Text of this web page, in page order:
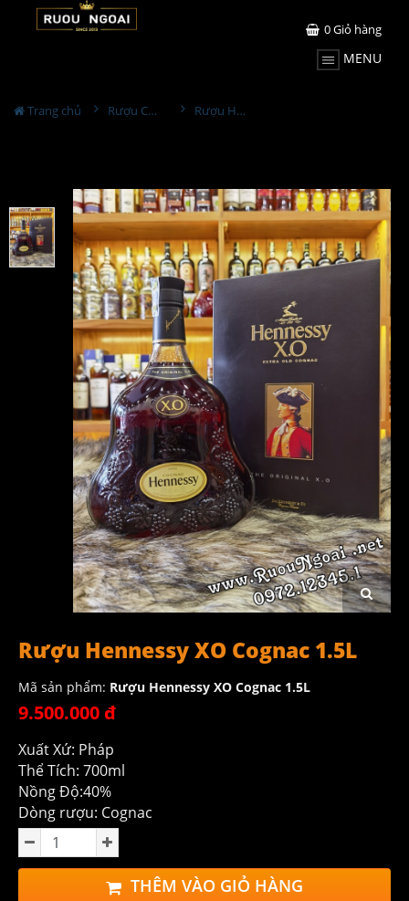
0Giỏ hàng
MENU
Trang chủ Rượu Cognac Rượu Hennessy XO Cognac 1.5L
Rượu Hennessy XO Cognac 1.5L
Mã sản phẩm: Rượu Hennessy XO Cognac 1.5L
9.500.000 đ
Xuất Xứ: Pháp
Thể Tích: 700ml
Nồng Độ:40%
Dòng rượu: Cognac
THÊM VÀO GIỎ HÀNG